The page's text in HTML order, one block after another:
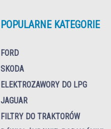
POPULARNE KATEGORIE
FORD
SKODA
ELEKTROZAWORY DO LPG
JAGUAR
FILTRY DO TRAKTORÓW